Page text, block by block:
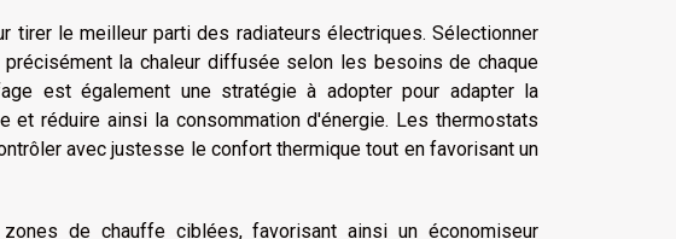
tirer le meilleur parti des radiateurs électriques. Sélectionner
la chaleur diffusée selon les besoins de chaque
est également une stratégie à adopter pour adapter la
et réduire ainsi la consommation d'énergie. Les thermostats
avec justesse le confort thermique tout en favorisant un
de chauffe ciblées, favorisant ainsi un économiseur